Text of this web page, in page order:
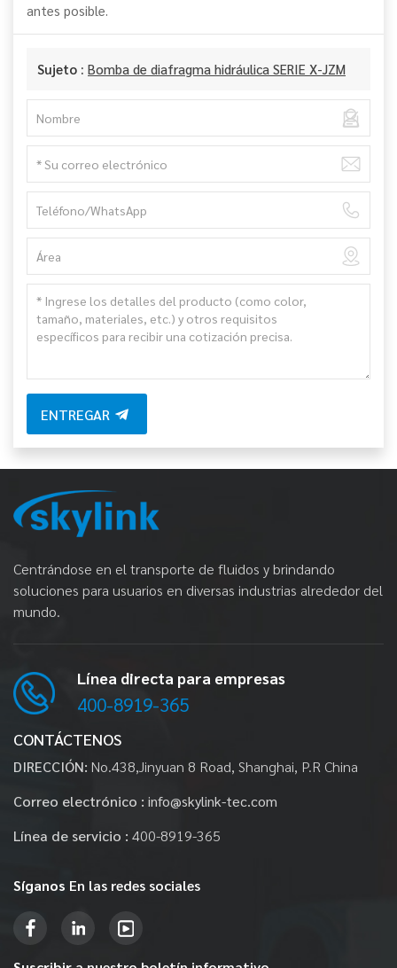
antes posible.
Sujeto : Bomba de diafragma hidráulica SERIE X-JZM
ENTREGAR
Centrándose en el transporte de fluidos y brindando
soluciones para usuarios en diversas industrias alrededor del
mundo.
Línea directa para empresas
400-8919-365
CONTÁCTENOS
DIRECCIÓN: No.438,Jinyuan 8 Road, Shanghai, P.R China
Correo electrónico : info@skylink-tec.com
Línea de servicio : 400-8919-365
Síganos En las redes sociales